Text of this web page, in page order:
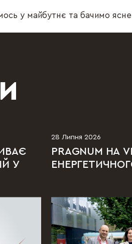
у майбутнє та бачимо
У
28 Липня 2026
PRAGNUM НА